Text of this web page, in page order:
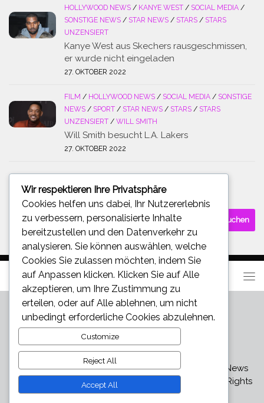
HOLLYWOOD NEWS / KANYE WEST / SOCIAL MEDIA /
SONSTIGE NEWS / STAR NEWS / STARS / STARS
UNZENSIERT
Kanye West aus Skechers rausgeschmissen,
er wurde nicht eingeladen
27. OKTOBER 2022
FILM / HOLLYWOOD NEWS / SOCIAL MEDIA / SONSTIGE
NEWS / SPORT / STAR NEWS / STARS / STARS
UNZENSIERT / WILL SMITH
Will Smith besucht L.A. Lakers
27. OKTOBER 2022
SUCHE
Suchen
nach:
Star und Promi News - Aktuelle Bilder, Videos und News
über den neuesten Klatsch und Tratsch © 2026. All Rights
Reserved.
Wir respektieren Ihre Privatsphäre
Cookies helfen uns dabei, Ihr Nutzererlebnis
zu verbessern, personalisierte Inhalte
bereitzustellen und den Datenverkehr zu
analysieren. Sie können auswählen, welche
Cookies Sie zulassen möchten, indem Sie
auf Anpassen klicken. Klicken Sie auf Alle
akzeptieren , um Ihre Zustimmung zu
erteilen, oder auf Alle ablehnen , um nicht
unbedingt erforderliche Cookies abzulehnen.
Customize
Reject All
Accept All